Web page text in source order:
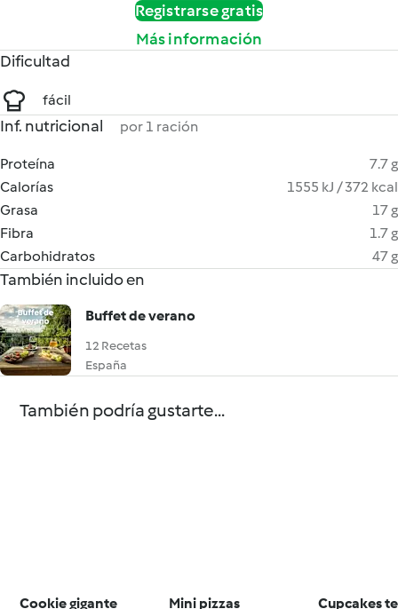
Registrarse gratis
Más información
Dificultad
fácil
Inf. nutricional por 1 ración
Proteína
7.7 g
Calorías
1555 kJ / 372 kcal
Grasa
17 g
Fibra
1.7 g
Carbohidratos
47 g
También incluido en
Buffet de verano
12 Recetas
España
También podría gustarte...
Cookie gigante Mini pizzas Cupcakes